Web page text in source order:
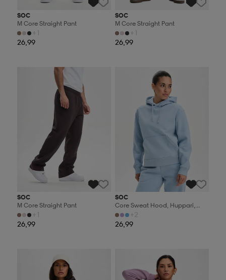
SOC
M Core Straight Pant
+1
26,99
SOC
M Core Straight Pant
+1
26,99
Valitse 2, maksa 44,99€
SOC
M Core Straight Pant
+1
26,99
Valitse 2, maksa 44,99€
SOC
Core Sweat Hood, Huppari,
Naisten
+2
26,99
Valitse 2, maksa 44,99€